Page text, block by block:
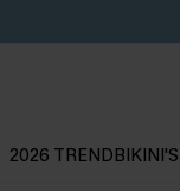
2026 TRENDBIKINI'S